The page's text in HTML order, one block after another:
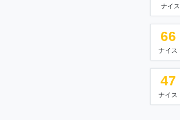
ナイス
66
ナイス
47
ナイス